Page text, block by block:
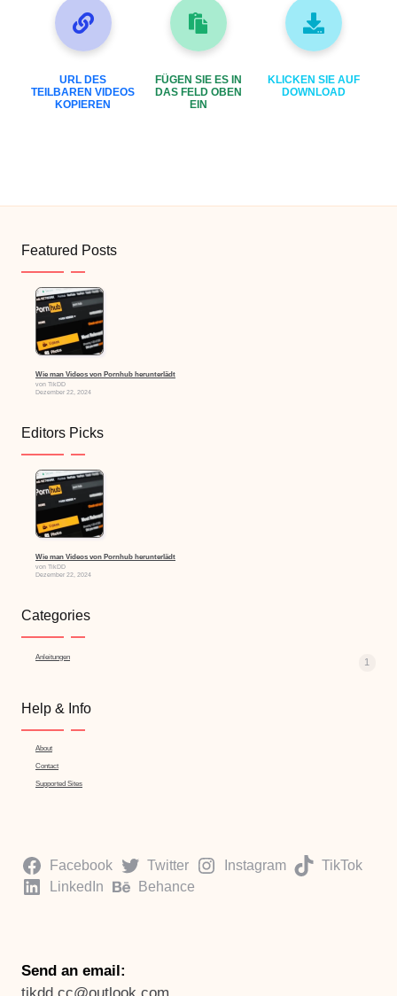
URL DES
TEILBAREN VIDEOS
KOPIEREN
FÜGEN SIE ES IN
DAS FELD OBEN
EIN
KLICKEN SIE AUF
DOWNLOAD
Featured Posts
Wie man Videos von Pornhub herunterlädt
von TikDD
Dezember 22, 2024
Editors Picks
Wie man Videos von Pornhub herunterlädt
von TikDD
Dezember 22, 2024
Categories
Anleitungen 1
Help & Info
About
Contact
Supported Sites
Facebook Twitter Instagram
TikTok
LinkedIn
Behance
Send an email: